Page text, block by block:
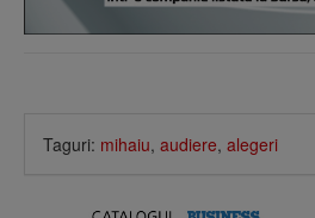
Taguri: mihaiu, audiere, alegeri